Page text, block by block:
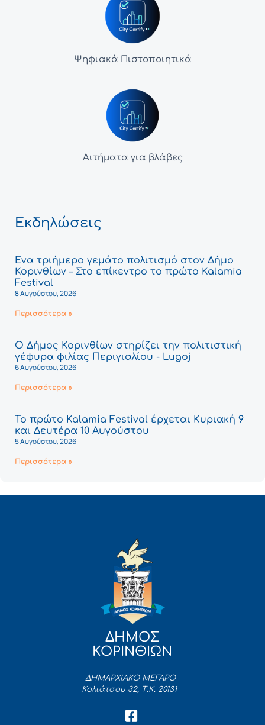
Ψηφιακά Πιστοποιητικά
Αιτήματα για βλάβες
Εκδηλώσεις
Ένα τριήμερο γεμάτο πολιτισμό στον Δήμο
Κορινθίων – Στο επίκεντρο το πρώτο Kalamia
Festival
8 Αυγούστου, 2026
Περισσότερα »
Ο Δήμος Κορινθίων στηρίζει την πολιτιστική
γέφυρα φιλίας Περιγιαλίου - Lugoj
6 Αυγούστου, 2026
Περισσότερα »
Το πρώτο Kalamia Festival έρχεται Κυριακή 9
και Δευτέρα 10 Αυγούστου
5 Αυγούστου, 2026
Περισσότερα »
ΔΗΜΟΣ
ΚΟΡΙΝΘΙΩΝ
ΔΗΜΑΡΧΙΑΚΟ ΜΕΓΑΡΟ
Κολιάτσου 32, Τ.Κ. 20131